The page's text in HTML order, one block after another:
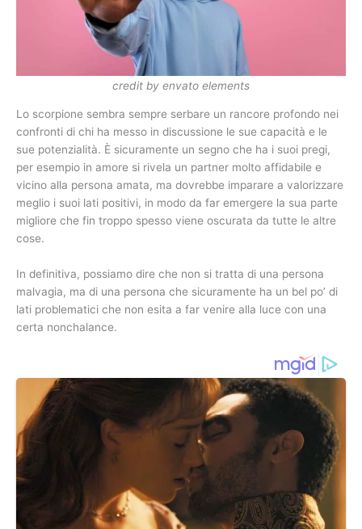
credit by envato elements
Lo scorpione sembra sempre serbare un rancore profondo nei
confronti di chi ha messo in discussione le sue capacità e le
sue potenzialità. È sicuramente un segno che ha i suoi pregi,
per esempio in amore si rivela un partner molto affidabile e
vicino alla persona amata, ma dovrebbe imparare a valorizzare
meglio i suoi lati positivi, in modo da far emergere la sua parte
migliore che fin troppo spesso viene oscurata da tutte le altre
cose.
In definitiva, possiamo dire che non si tratta di una persona
malvagia, ma di una persona che sicuramente ha un bel po’ di
lati problematici che non esita a far venire alla luce con una
certa nonchalance.